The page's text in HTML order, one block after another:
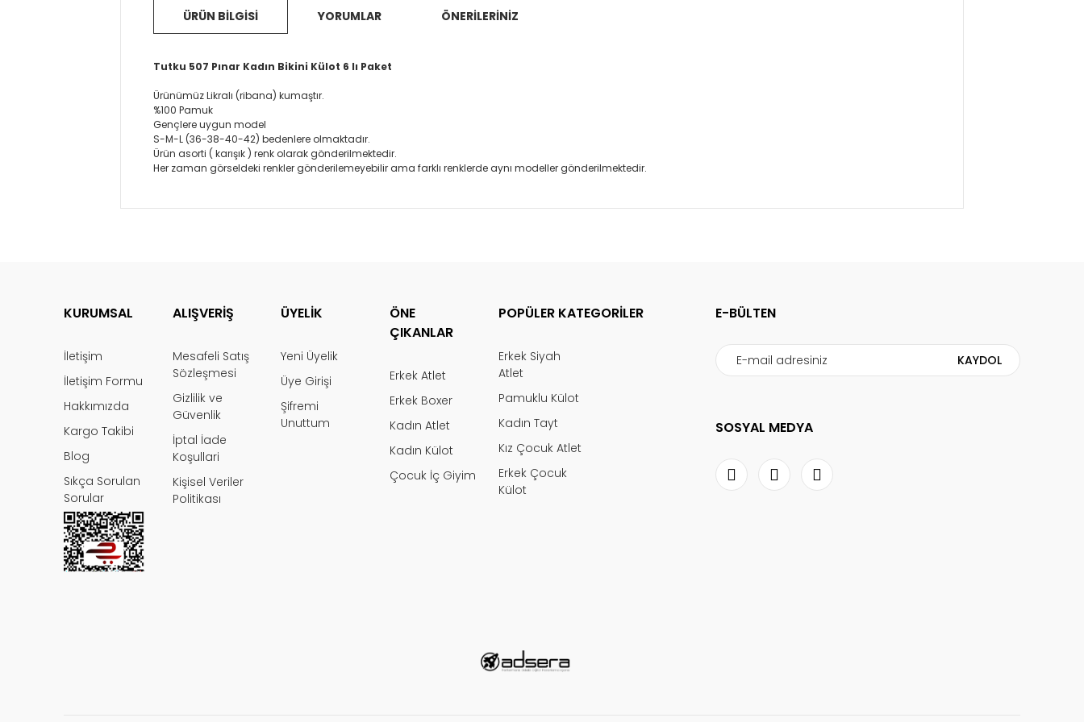
ÜRÜN BİLGİSİ YORUMLAR ÖNERİLERİNİZ
Tutku 507 Pınar Kadın Bikini Külot 6 lı Paket
Ürünümüz Likralı (ribana) kumaştır.
%100 Pamuk
Gençlere uygun model
S-M-L (36-38-40-42) bedenlere olmaktadır.
Ürün asorti ( karışık ) renk olarak gönderilmektedir.
Her zaman görseldeki renkler gönderilemeyebilir ama farklı renklerde aynı modeller gönderilmektedir.
Bu ürünün fiyat bilgisi, resim, ürün açıklamalarında ve diğer konularda yetersiz gördüğünüz noktaları öneri formunu kullanarak tarafımıza
Ürün açıklamasında eksik bilgiler bulunuyor.
Ürün bilgilerinde hatalar bulunuyor.
Ürün fiyatı diğer sitelerden daha pahalı.
Bu ürüne benzer farklı alternatifler olmalı.
Gönder
KURUMSAL
İletişim
İletişim Formu
Hakkımızda
Kargo Takibi
Blog
Sıkça Sorulan
Sorular
ALIŞVERİŞ
Mesafeli Satış
Sözleşmesi
Gizlilik ve
Güvenlik
İptal İade
Koşullari
Kişisel Veriler
Politikası
ÜYELİK
Yeni Üyelik
Üye Girişi
Şifremi
Unuttum
ÖNE
ÇIKANLAR
Erkek Atlet
Erkek Boxer
Kadın Atlet
Kadın Külot
Çocuk İç Giyim
POPÜLER KATEGORİLER
Erkek Siyah
Atlet
Pamuklu Külot
Kadın Tayt
Kız Çocuk Atlet
Erkek Çocuk
Külot
E-BÜLTEN
KAYDOL
SOSYAL MEDYA